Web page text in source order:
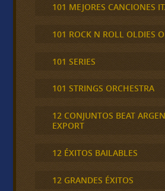
101 MEJORES CANCIONES
101 ROCK N ROLL OLDIES
101 SERIES
101 STRINGS ORCHESTRA
12 CONJUNTOS BEAT
EXPORT
12 ÉXITOS BAILABLES
12 GRANDES ÉXITOS